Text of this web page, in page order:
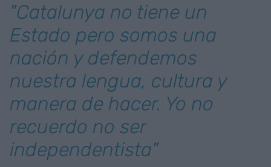
"Catalunya no tiene un
Estado pero somos una
nación y defendemos
nuestra lengua, cultura y
manera de hacer. Yo no
recuerdo no ser
independentista"